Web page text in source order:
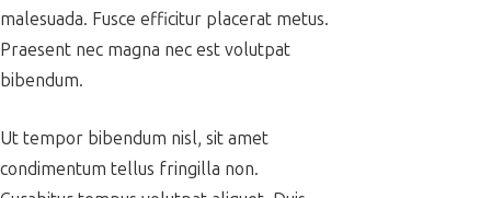
malesuada. Fusce efficitur placerat metus.
Praesent nec magna nec est volutpat
bibendum.
Ut tempor bibendum nisl, sit amet
condimentum tellus fringilla non.